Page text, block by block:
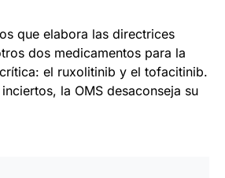
que elabora las directrices
dos medicamentos para la
el ruxolitinib y el tofacitinib.
la OMS desaconseja su